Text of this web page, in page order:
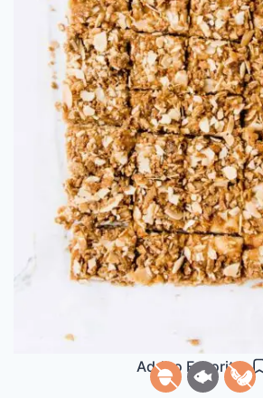
Add to Favorites